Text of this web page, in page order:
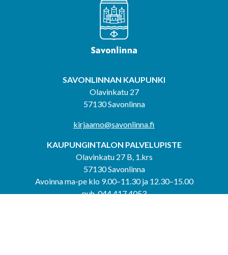
SAVONLINNAN KAUPUNKI
Olavinkatu 27
57130 Savonlinna
kirjaamo@savonlinna.fi
KAUPUNGINTALON PALVELUPISTE
Olavinkatu 27 B, 1.krs
57130 Savonlinna
Avoinna ma-pe klo 9.00–11.30 ja 12.30–15.00
puh. 044 417 4053